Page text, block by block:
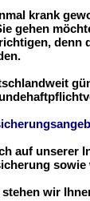
krank
gehen
denn
auf unserer
wir